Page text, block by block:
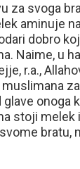
za svoga
aminuje
dobro
Naime, u
r.a.,
muslimana
glave onoga
stoji melek
bratu,